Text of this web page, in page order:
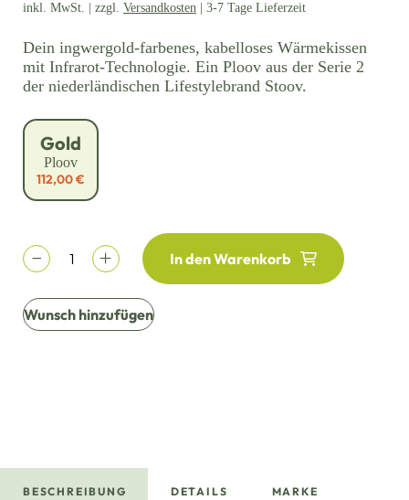
inkl. MwSt. | zzgl. Versandkosten | 3-7 Tage Lieferzeit
Dein ingwergold-farbenes, kabelloses Wärmekissen
mit Infrarot-Technologie. Ein Ploov aus der Serie 2
der niederländischen Lifestylebrand Stoov.
Gold
Ploov
112,00 €
In den Warenkorb
Wunsch hinzufügen
BESCHREIBUNG DETAILS MARKE